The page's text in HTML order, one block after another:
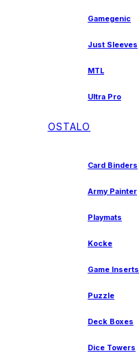
Gamegenic
Just Sleeves
MTL
Ultra Pro
OSTALO
Card Binders
Army Painter
Playmats
Kocke
Game Inserts
Puzzle
Deck Boxes
Dice Towers